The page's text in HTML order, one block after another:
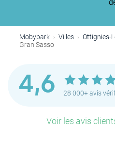
Mobypark Villes
Ottignies-
Gran Sasso
4,6 28 000+ avis
Voir les avis